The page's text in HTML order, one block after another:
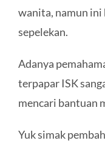
wanita, namun ini
sepelekan.
Adanya
terpapar ISK
mencari bantuan
Yuk simak